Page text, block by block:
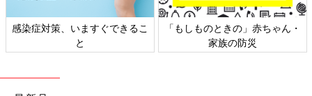
感染症対策、いますぐできるこ
と
「もしものときの」赤ちゃん・
家族の防災